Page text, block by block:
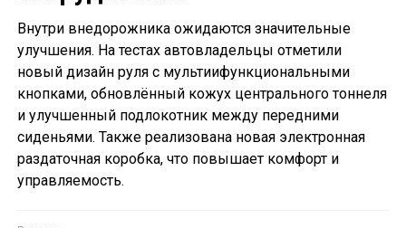
Внутри внедорожника ожидаются значительные
улучшения. На тестах автовладельцы отметили
новый дизайн руля с мультиифункциональными
кнопками, обновлённый кожух центрального тоннеля
и улучшенный подлокотник между передними
сиденьями. Также реализована новая электронная
раздаточная коробка, что повышает комфорт и
управляемость.